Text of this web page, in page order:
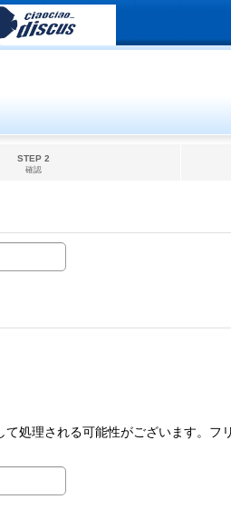
STEP 2
確認
処理される可能性がございます。フ